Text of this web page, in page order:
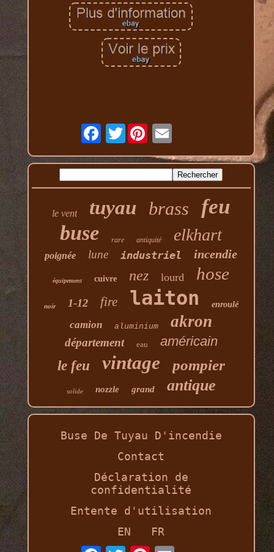
Twitter
le vent tuyau brass feu
buse rare antiquité elkhart
poignée lune industriel incendie
équipement cuivre nez lourd hose
noir 1-12 fire laiton enroulé
camion aluminium akron
département eau
américain
le feu
vintage pompier
solide nozzle grand antique
Buse De Tuyau D'incendie
Contact
Déclaration de
confidentialité
Entente d'utilisation
EN
FR